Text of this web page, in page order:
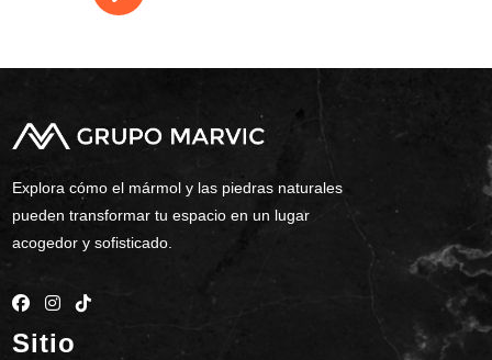
Explora cómo el mármol y las piedras naturales
pueden transformar tu espacio en un lugar
acogedor y sofisticado.
Sitio